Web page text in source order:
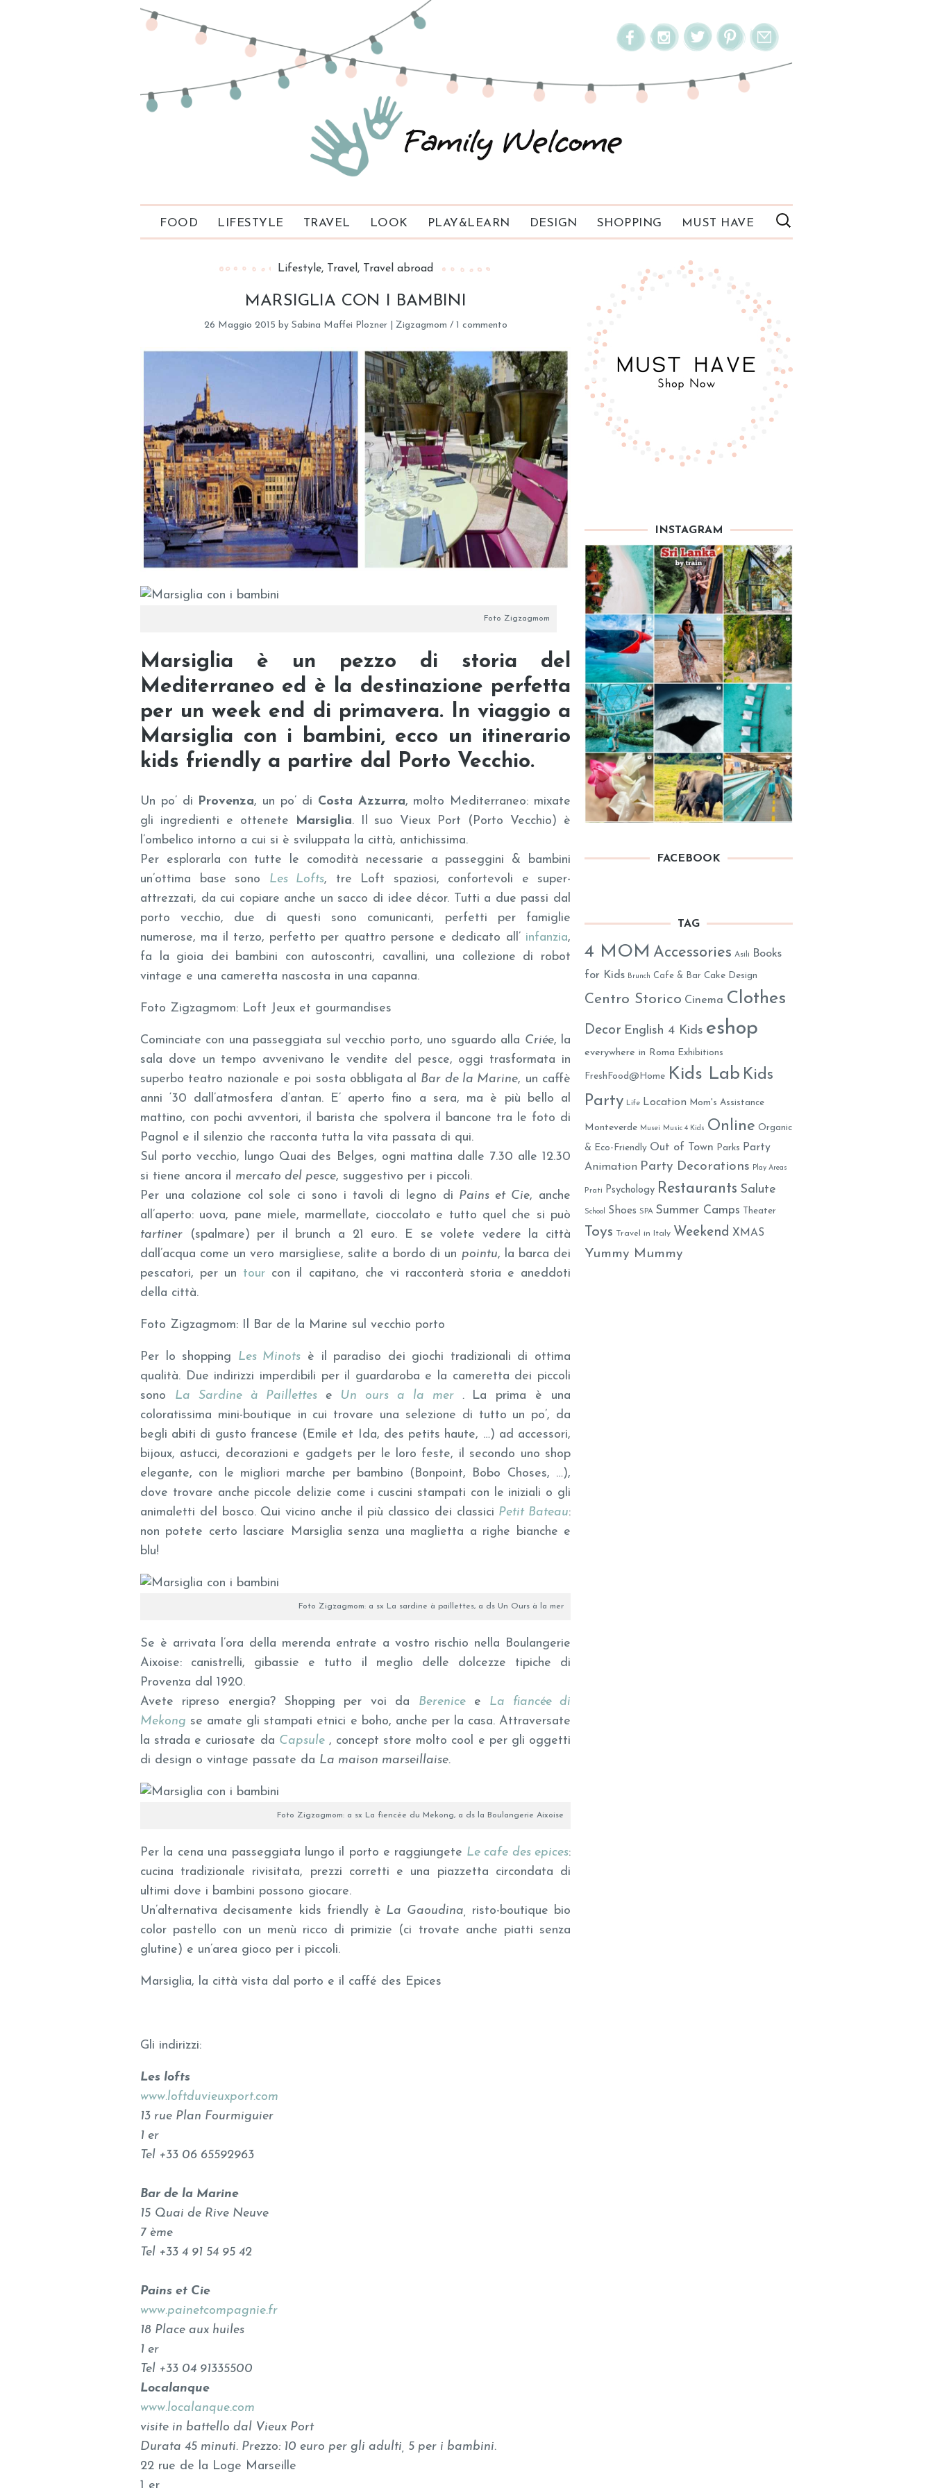
FOOD LIFESTYLE TRAVEL LOOK PLAY&LEARN DESIGN SHOPPING MUST HAVE
Lifestyle Travel Travel abroad
MARSIGLIA CON I BAMBINI
26 Maggio 2015 by Sabina Maffei Plozner | Zigzagmom / 1 commento
Foto Zigzagmom
Marsiglia è un pezzo di storia del
Mediterraneo ed è la destinazione perfetta
per un week end di primavera. In viaggio a
Marsiglia con i bambini, ecco un itinerario
kids friendly a partire dal Porto Vecchio.
Un po’ di Provenza, un po’ di Costa Azzurra, molto Mediterraneo: mixate
gli ingredienti e ottenete
Marsiglia. Il suo Vieux Port (Porto Vecchio) è
l’ombelico intorno a cui si è sviluppata la città, antichissima.
Per esplorarla con tutte le comodità necessarie a passeggini & bambini
un’ottima base sono Les Lofts, tre Loft spaziosi, confortevoli e super-
attrezzati, da cui copiare anche un sacco di idee décor. Tutti a due passi dal
porto vecchio, due di questi sono comunicanti, perfetti per famiglie
numerose, ma il terzo, perfetto per quattro persone e dedicato all’ infanzia,
fa la gioia dei bambini con autoscontri, cavallini, una collezione di robot
vintage e una cameretta nascosta in una capanna.
Foto Zigzagmom: Loft Jeux et gourmandises
Cominciate con una passeggiata sul vecchio porto, uno sguardo alla Criée, la
sala dove un tempo avvenivano le vendite del pesce, oggi trasformata in
superbo teatro nazionale e poi sosta obbligata al Bar de la Marine, un caffè
anni ‘30 dall’atmosfera d’antan. E’ aperto fino a sera, ma è più bello al
mattino, con pochi avventori, il barista che spolvera il bancone tra le foto di
Pagnol e il silenzio che racconta tutta la vita passata di qui.
Sul porto vecchio, lungo Quai des Belges, ogni mattina dalle 7.30 alle 12.30
si tiene ancora il mercato del pesce, suggestivo per i piccoli.
Per una colazione col sole ci sono i tavoli di legno di Pains et Cie, anche
all’aperto: uova, pane miele, marmellate, cioccolato e tutto quel che si può
tartiner (spalmare) per il brunch a 21 euro. E se volete vedere la città
dall’acqua come un vero marsigliese, salite a bordo di un pointu, la barca dei
pescatori, per un tour con il capitano, che vi racconterà storia e aneddoti
della città.
Foto Zigzagmom: Il Bar de la Marine sul vecchio porto
Per lo shopping Les Minots è il paradiso dei giochi tradizionali di ottima
qualità. Due indirizzi imperdibili per il guardaroba e la cameretta dei piccoli
sono La Sardine à Paillettes e Un ours a la mer . La prima è una
coloratissima mini-boutique in cui trovare una selezione di tutto un po’, da
begli abiti di gusto francese (Emile et Ida, des petits haute, …) ad accessori,
bijoux, astucci, decorazioni e gadgets per le loro feste, il secondo uno shop
elegante, con le migliori marche per bambino (Bonpoint, Bobo Choses, …),
dove trovare anche piccole delizie come i cuscini stampati con le iniziali o gli
animaletti del bosco. Qui vicino anche il più classico dei classici Petit Bateau:
non potete certo lasciare Marsiglia senza una maglietta a righe bianche e
blu!
Foto Zigzagmom: a sx La sardine à paillettes, a ds Un Ours à la mer
Se è arrivata l’ora della merenda entrate a vostro rischio nella Boulangerie
Aixoise: canistrelli, gibassie e tutto il meglio delle dolcezze tipiche di
Provenza dal 1920.
Avete ripreso energia? Shopping per voi da Berenicee La fiancée di
Mekong se amate gli stampati etnici e boho, anche per la casa. Attraversate
la strada e curiosate da Capsule, concept store molto cool e per gli oggetti
di design o vintage passate da La maison marseillaise.
Foto Zigzagmom: a sx La fiencée du Mekong, a ds la Boulangerie Aixoise
Per la cena una passeggiata lungo il porto e raggiungete Le cafe des epices:
cucina tradizionale rivisitata, prezzi corretti e una piazzetta circondata di
ultimi dove i bambini possono giocare.
Un’alternativa decisamente kids friendly è La Gaoudina,
risto-boutique bio
color pastello con un menù ricco di primizie (ci trovate anche piatti senza
glutine) e un’area gioco per i piccoli.
Marsiglia, la città vista dal porto e il caffé des Epices
Gli indirizzi:
Les lofts
www.loftduvieuxport.com
13 rue Plan Fourmiguier
1 er
Tel +33 06 65592963
Bar de la Marine
15 Quai de Rive Neuve
7 ème
Tel +33 4 91 54 95 42
Pains et Cie
www.painetcompagnie.fr
18 Place aux huiles
1 er
Tel +33 04 91335500
Localanque
www.localanque.com
visite in battello dal Vieux Port
Durata 45 minuti. Prezzo: 10 euro per gli adulti, 5 per i bambini.
22 rue de la Loge Marseille
INSTAGRAM
FACEBOOK
TAG
4 MOM Accessories Asili
Books
for Kids Brunch Cafe & Bar Cake Design
Centro Storico Cinema Clothes
Decor English 4 Kids eshop
everywhere in Roma Exhibitions
FreshFood@Home Kids Lab Kids
Party Life Location Mom's Assistance
Monteverde Musei Music 4 Kids Online Organic
& Eco-Friendly Out of Town Parks
Party
Animation Party Decorations Play Areas
Prati Psychology Restaurants Salute
School Shoes SPA Summer Camps Theater
Toys Travel in Italy Weekend XMAS
Yummy Mummy